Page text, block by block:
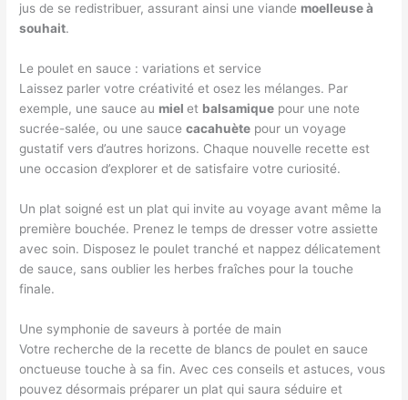
jus de se redistribuer, assurant ainsi une viande moelleuse à
souhait.
Le poulet en sauce : variations et service
Laissez parler votre créativité et osez les mélanges. Par
exemple, une sauce au mielet balsamique pour une note
sucrée-salée, ou une saucecacahuète pour un voyage
gustatif vers d’autres horizons. Chaque nouvelle recette est
une occasion d’explorer et de satisfaire votre curiosité.
Un plat soigné est un plat qui invite au voyage avant même la
première bouchée. Prenez le temps de dresser votre assiette
avec soin. Disposez le poulet tranché et nappez délicatement
de sauce, sans oublier les herbes fraîches pour la touche
finale.
Une symphonie de saveurs à portée de main
Votre recherche de la recette de blancs de poulet en sauce
onctueuse touche à sa fin. Avec ces conseils et astuces, vous
pouvez désormais préparer un plat qui saura séduire et